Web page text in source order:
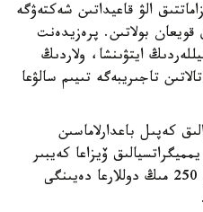
الۋ قاعيداتىن شەكتەۋگە
قويعان بولاتىن. پرەزيدەنت
ايتۋىنشا، ولاردىڭ
تاجىريبەگە تىيىم سالۋعا
كەپىل باعدارلاماسىن
ۆيزاعا كەيبىر
ءوتىنىش بەرۋشىلەر 100 مىڭنان 250 مىڭ دوللارعا دەيىنگى